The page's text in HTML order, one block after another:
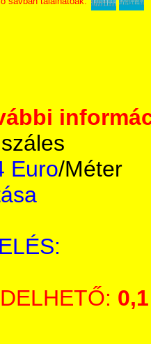
Euro/Méter
0,1